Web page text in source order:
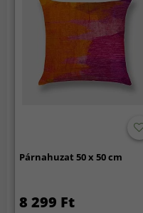
Párnahuzat 50 x 50 cm
8 299 Ft